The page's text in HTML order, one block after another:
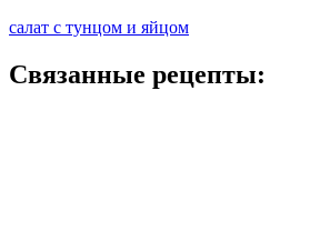
салат с тунцом и яйцом
Связанные рецепты: